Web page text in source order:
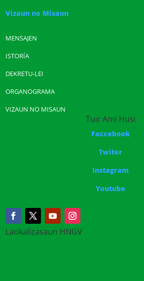
Vizaun no Misaun
MENSAJEN
ISTORÍA
DEKRETU-LEI
ORGANOGRAMA
VIZAUN NO MISAUN
Tuir Ami Husi
Faccebook
Twiter
Instagram
Youtube
Laokalizasaun HNGV